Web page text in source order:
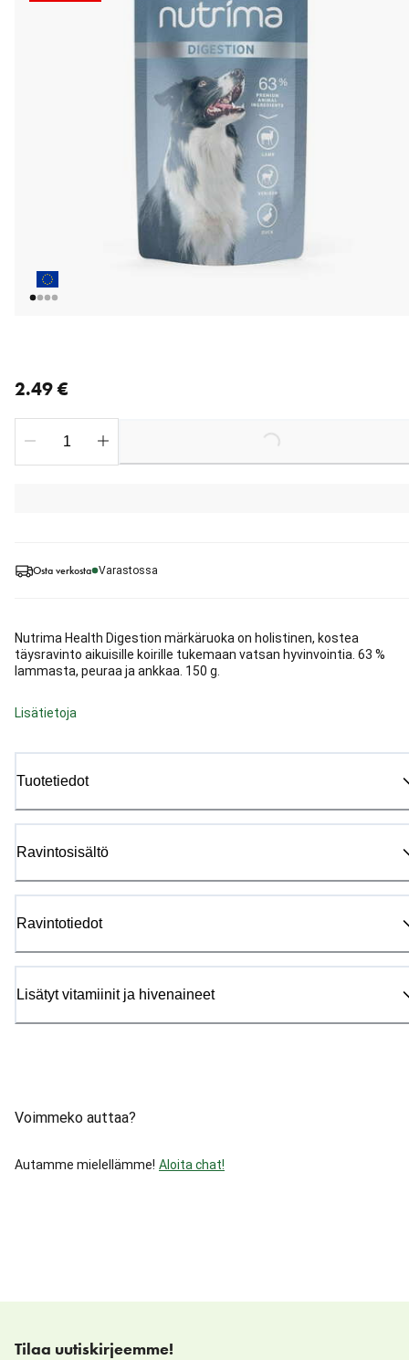
Osta verkosta Varastossa
Nutrima Health Digestion märkäruoka on holistinen, kostea
täysravinto aikuisille koirille tukemaan vatsan hyvinvointia. 63 %
lammasta, peuraa ja ankkaa. 150 g.
Lisätietoja
Tuotetiedot
Ravintosisältö
Ravintotiedot
Lisätyt vitamiinit ja hivenaineet
Voimmeko auttaa?
Autamme mielellämme! Aloita chat!
2.49 €
Loading...
Tilaa uutiskirjeemme!